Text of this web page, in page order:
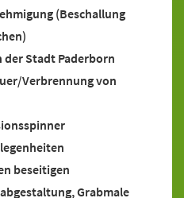
(Beschallung
der Stadt Paderborn
Verbrennung von
beseitigen
Grabmale